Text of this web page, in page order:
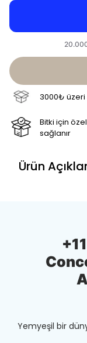
3000₺
Bitki için
sağlanır
Ürün
Yemyeşil bir